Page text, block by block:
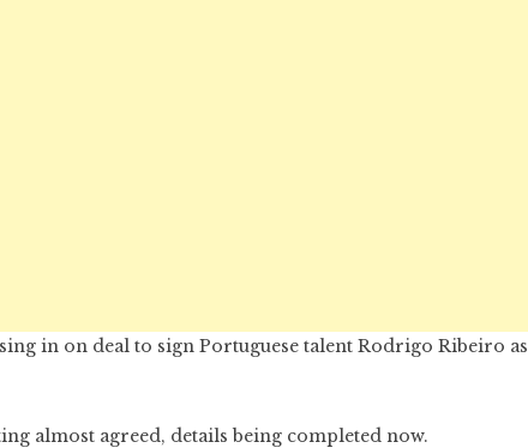
in on deal to sign Portuguese talent Rodrigo Ribeiro as
almost agreed, details being completed now.